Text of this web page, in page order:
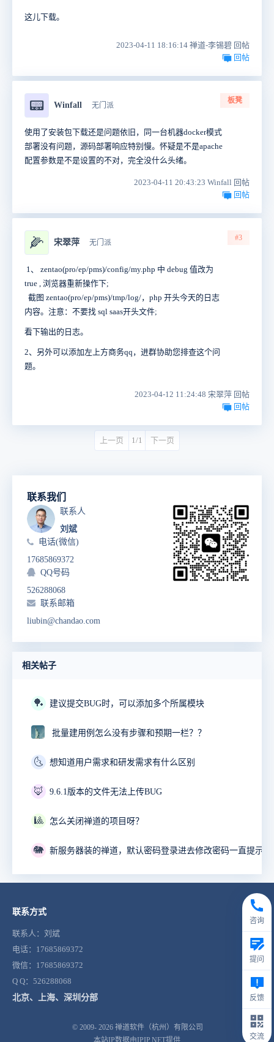
这儿下载。
2023-04-11 18:16:14 禅道-李锡碧 回帖
回帖
📟 Winfall 无门派
板凳
使用了安装包下载还是问题依旧，同一台机器docker模式
部署没有问题，源码部署响应特别慢。怀疑是不是apache
配置参数是不是设置的不对，完全没什么头绪。
2023-04-11 20:43:23 Winfall 回帖
回帖
🌽 宋翠萍 无门派
#3
1、 zentao(pro/ep/pms)/config/my.php 中 debug 值改为
true , 浏览器重新操作下;
截图 zentao(pro/ep/pms)/tmp/log/，php 开头今天的日志
内容。注意：不要找 sql saas开头文件;
看下输出的日志。
2、另外可以添加左上方商务qq，进群协助您排查这个问
题。
2023-04-12 11:24:48 宋翠萍 回帖
回帖
上一页 1/1 下一页
联系我们
联系人
刘斌
电话(微信)
17685869372
QQ号码
526288068
联系邮箱
liubin@chandao.com
相关帖子
🏓 建议提交BUG时，可以添加多个所属模块
批量建用例怎么没有步骤和预期一栏？？
🌜 想知道用户需求和研发需求有什么区别
🦊 9.6.1版本的文件无法上传BUG
🎱 怎么关闭禅道的项目呀？
🐘
联系方式
联系人：刘斌
电话：17685869372
微信：17685869372
Q Q：526288068
北京、上海、深圳分部
© 2009- 2026 禅道软件（杭州）有限公司
咨询
提问
反馈
交流